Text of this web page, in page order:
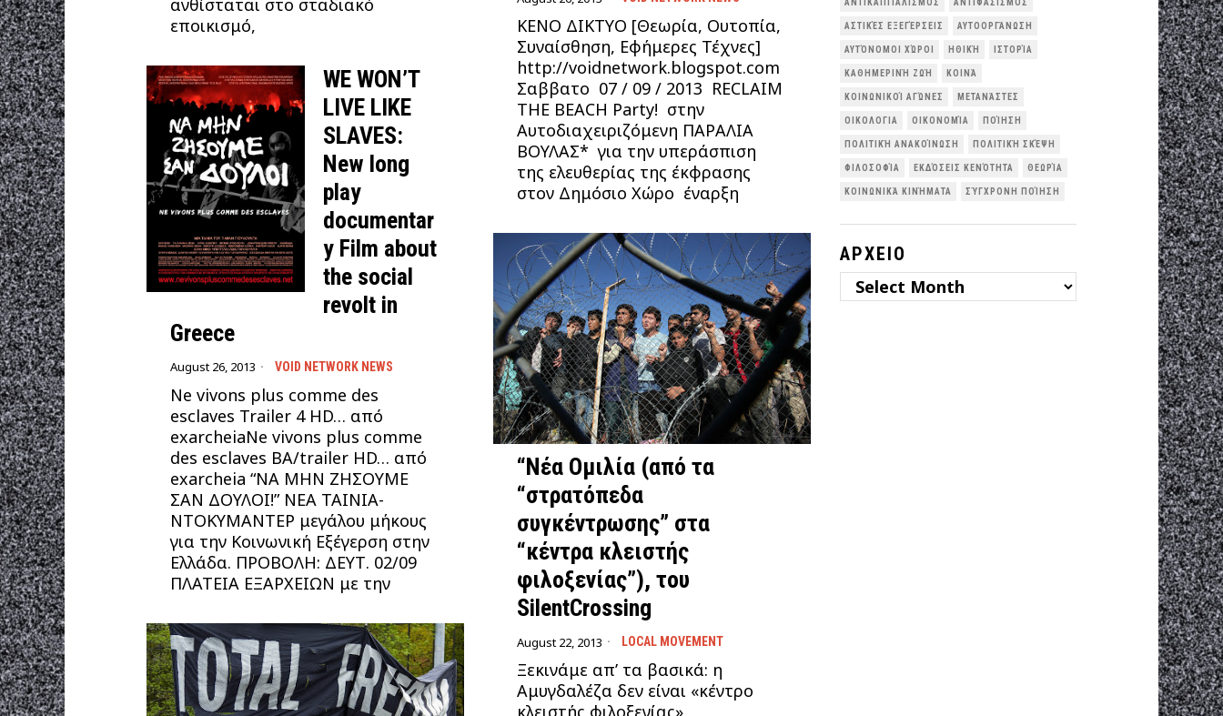
ανθίσταται στο σταδιακό
εποικισμό,
ΚΕΝΟ ΔΙΚΤΥO [Θεωρία, Ουτοπία,
Συναίσθηση, Εφήμερες Τέχνες]
http://voidnetwork.blogspot.com
Σαββατο 07 / 09 / 2013 RECLAIM
THE BEACH Party! στην
Αυτοδιαχειριζόμενη ΠΑΡΑΛΙΑ
ΒΟΥΛΑΣ* για την υπεράσπιση
της ελευθερίας της έκφρασης
στον Δημόσιο Χώρο έναρξη
WE WON’T
LIVE LIKE
SLAVES:
New long
play
documentar
y Film about
the social
revolt in
Greece
August 26, 2013 VOID NETWORK NEWS
Ne vivons plus comme des
esclaves Trailer 4 HD… από
exarcheiaNe vivons plus comme
des esclaves BA/trailer HD… από
exarcheia “ΝΑ ΜΗΝ ΖΗΣΟΥΜΕ
ΣΑΝ ΔΟΥΛΟΙ!” ΝΕΑ ΤΑΙΝΙΑ-
ΝΤΟΚΥΜΑΝΤΕΡ μεγάλου μήκους
για την Κοινωνική Εξέγερση στην
Ελλάδα. ΠΡΟΒΟΛH: ΔΕΥΤ. 02/09
ΠΛΑΤΕΙΑ ΕΞΑΡΧΕΙΩΝ με την
“Νέα Ομιλία (από τα
“στρατόπεδα
συγκέντρωσης” στα
“κέντρα κλειστής
φιλοξενίας”), του
SilentCrossing
August 22, 2013 LOCAL MOVEMENT
Ξεκινάμε απ’ τα βασικά: η
Αμυγδαλέζα δεν είναι «κέντρο
κλειστής φιλοξενίας»,
ΑΣΤΙΚΈΣ ΕΞΕΓΈΡΣΕΙΣ ΑΥΤΟΟΡΓΆΝΩΣΗ
ΑΥΤΌΝΟΜΟΙ ΧΏΡΟΙ ΗΘΙΚΉ ΙΣΤΟΡΊΑ
ΚΑΘΗΜΕΡΙΝΉ ΖΩΉ ΚΟΙΝΆ
ΚΟΙΝΩΝΙΚΟΊ ΑΓΏΝΕΣ ΜΕΤΑΝΆΣΤΕΣ
ΟΙΚΟΛΟΓΙΑ ΟΙΚΟΝΟΜΊΑ ΠΟΊΗΣΗ
ΠΟΛΙΤΙΚΉ ΑΝΑΚΟΊΝΩΣΗ ΠΟΛΙΤΙΚΉ ΣΚΈΨΗ
ΦΙΛΟΣΟΦΊΑ ΕΚΔΌΣΕΙΣ ΚΕΝΌΤΗΤΑ ΘΕΩΡΊΑ
ΚΟΙΝΩΝΙΚΆ ΚΙΝΉΜΑΤΑ ΣΎΓΧΡΟΝΗ ΠΟΊΗΣΗ
ΑΡΧΕΙΟ
ΑΡΧΕΙΟ